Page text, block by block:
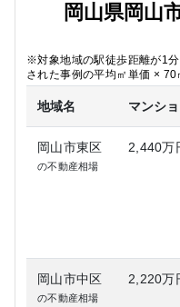
岡山県岡山
※対象地域の駅徒歩距離が1
された事例の平均㎡単価 × 70
地域名 マンシ
岡山市東区
の不動産相場
2,440万
岡山市中区
の不動産相場
2,220万